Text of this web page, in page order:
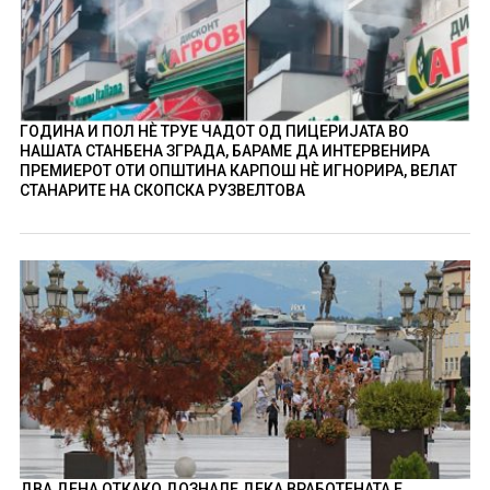
ГОДИНА И ПОЛ НÈ ТРУЕ ЧАДОТ ОД ПИЦЕРИЈАТА ВО
НАШАТА СТАНБЕНА ЗГРАДА, БАРАМЕ ДА ИНТЕРВЕНИРА
ПРЕМИЕРОТ ОТИ ОПШТИНА КАРПОШ НÈ ИГНОРИРА, ВЕЛАТ
СТАНАРИТЕ НА СКОПСКА РУЗВЕЛТОВА